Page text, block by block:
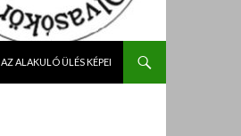
AZ ALAKULÓ ÜLÉS KÉPEI